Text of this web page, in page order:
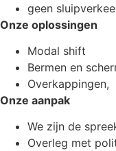
geen
Onze oplossingen
Modal shift
Bermen en
Overkappingen,
Onze aanpak
We zijn de
Overleg met